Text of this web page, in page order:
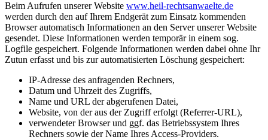
Beim Aufrufen unserer Website www.heil-rechtsanwaelte.de
werden durch den auf Ihrem Endgerät zum Einsatz kommenden
Browser automatisch Informationen an den Server unserer Website
gesendet. Diese Informationen werden temporär in einem sog.
Logfile gespeichert. Folgende Informationen werden dabei ohne Ihr
Zutun erfasst und bis zur automatisierten Löschung gespeichert:
IP-Adresse des anfragenden Rechners,
Datum und Uhrzeit des Zugriffs,
Name und URL der abgerufenen Datei,
Website, von der aus der Zugriff erfolgt (Referrer-URL),
verwendeter Browser und ggf. das Betriebssystem Ihres
Rechners sowie der Name Ihres Access-Providers.